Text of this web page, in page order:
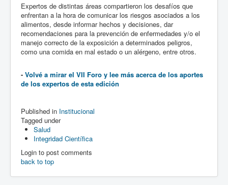
Expertos de distintas áreas compartieron los desafíos que
enfrentan a la hora de comunicar los riesgos asociados a los
alimentos, desde informar hechos y decisiones, dar
recomendaciones para la prevención de enfermedades y/o el
manejo correcto de la exposición a determinados peligros,
como una comida en mal estado o un alérgeno, entre otros.
- Volvé a mirar el VII Foro y lee más acerca de los aportes
de los expertos de esta edición
Published in Institucional
Tagged under
Salud
Integridad Científica
Login to post comments
back to top